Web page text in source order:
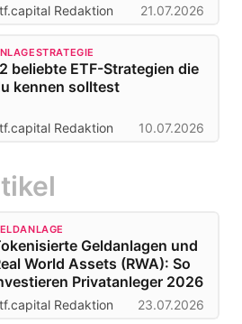
Redaktion 21.07.2026
beliebte ETF-Strategien die
kennen solltest
Redaktion 10.07.2026
Geldanlagen und
World Assets (RWA): So
Privatanleger 2026
Redaktion 23.07.2026